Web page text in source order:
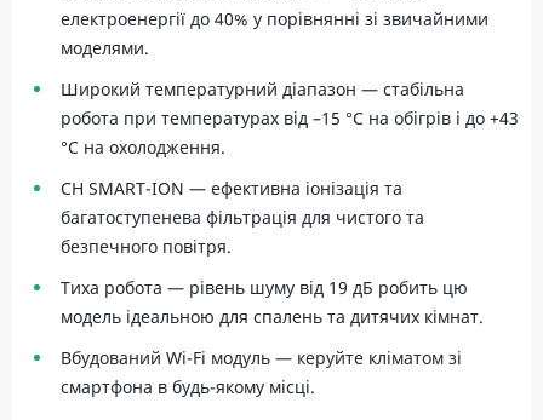
електроенергії до 40% у порівнянні зі звичайними
моделями.
Широкий температурний діапазон — стабільна
робота при температурах від –15 °C на обігрів і до +43
°C на охолодження.
CH SMART-ION — ефективна іонізація та
багатоступенева фільтрація для чистого та
безпечного повітря.
Тиха робота — рівень шуму від 19 дБ робить цю
модель ідеальною для спалень та дитячих кімнат.
Вбудований Wi-Fi модуль — керуйте кліматом зі
смартфона в будь-якому місці.